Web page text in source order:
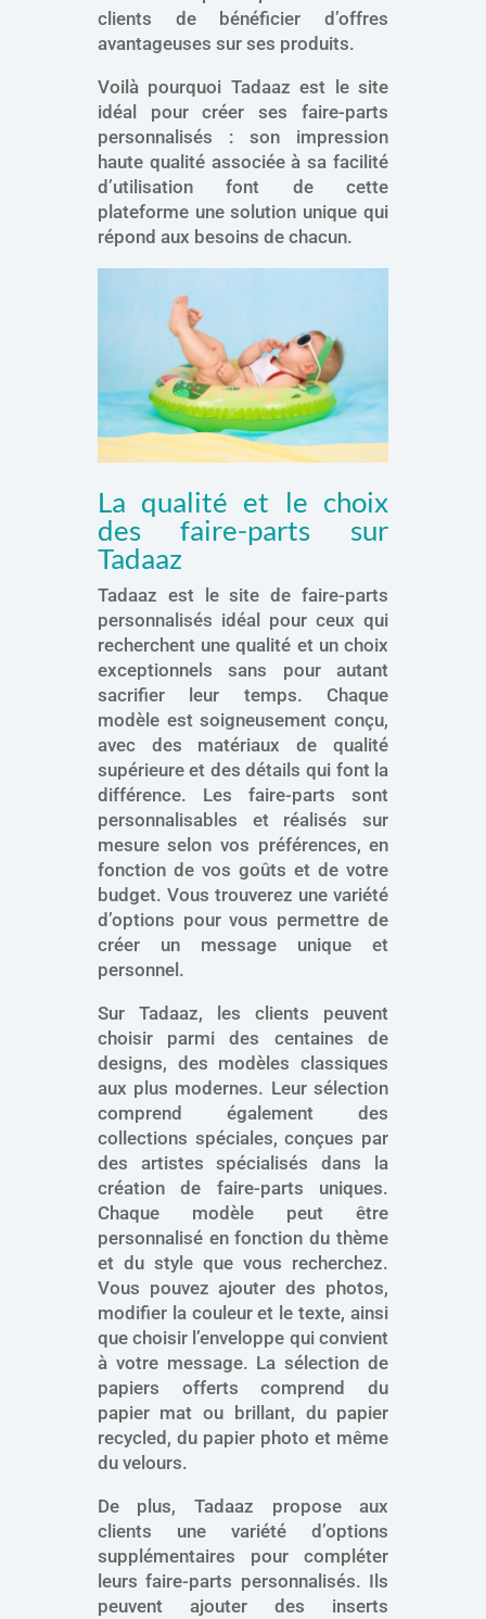
clients de bénéficier d’offres
avantageuses sur ses produits.
Voilà pourquoi Tadaaz est le site
idéal pour créer ses faire-parts
personnalisés : son impression
haute qualité associée à sa facilité
d’utilisation font de cette
plateforme une solution unique qui
répond aux besoins de chacun.
La qualité et le choix
des faire-parts sur
Tadaaz
Tadaaz est le site de faire-parts
personnalisés idéal pour ceux qui
recherchent une qualité et un choix
exceptionnels sans pour autant
sacrifier leur temps. Chaque
modèle est soigneusement conçu,
avec des matériaux de qualité
supérieure et des détails qui font la
différence. Les faire-parts sont
personnalisables et réalisés sur
mesure selon vos préférences, en
fonction de vos goûts et de votre
budget. Vous trouverez une variété
d’options pour vous permettre de
créer un message unique et
personnel.
Sur Tadaaz, les clients peuvent
choisir parmi des centaines de
designs, des modèles classiques
aux plus modernes. Leur sélection
comprend également des
collections spéciales, conçues par
des artistes spécialisés dans la
création de faire-parts uniques.
Chaque modèle peut être
personnalisé en fonction du thème
et du style que vous recherchez.
Vous pouvez ajouter des photos,
modifier la couleur et le texte, ainsi
que choisir l’enveloppe qui convient
à votre message. La sélection de
papiers offerts comprend du
papier mat ou brillant, du papier
recycled, du papier photo et même
du velours.
De plus, Tadaaz propose aux
clients une variété d’options
supplémentaires pour compléter
leurs faire-parts personnalisés. Ils
peuvent ajouter des inserts